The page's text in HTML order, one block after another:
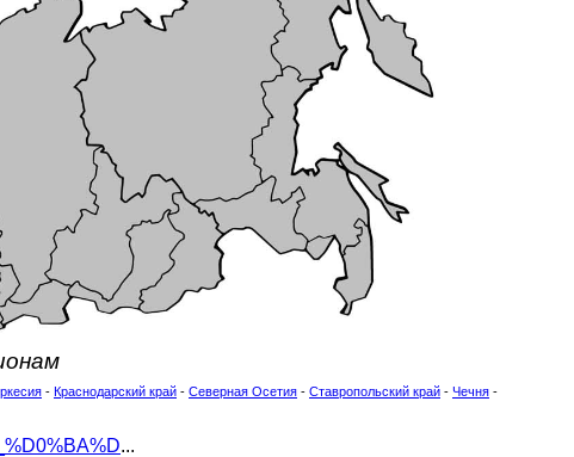
- Краснодарский край - Северная Осетия - Ставропольский край - Чечня -
...